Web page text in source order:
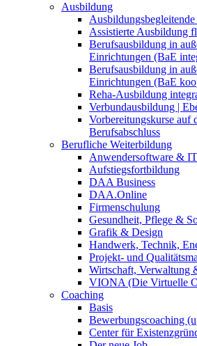
Ausbildung
Assistierte Ausbildung
Berufsausbildung in
Einrichtungen (BaE
Berufsausbildung in
Einrichtungen (BaE
Reha-Ausbildung
Verbundausbildung |
Vorbereitungskurse auf
Berufsabschluss
Berufliche Weiterbildung
Anwendersoftware & IT
Aufstiegsfortbildung
DAA Business
DAA.Online
Firmenschulung
Gesundheit, Pflege &
Grafik & Design
Handwerk, Technik,
Projekt- und
Wirtschaft, Verwaltung
VIONA (Die Virtuelle
Coaching
Basis
Bewerbungscoaching
Center für